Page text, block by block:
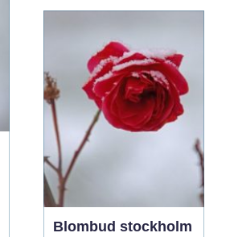
tills en varningslampa
känns fel. Ge...
Blombud stockholm